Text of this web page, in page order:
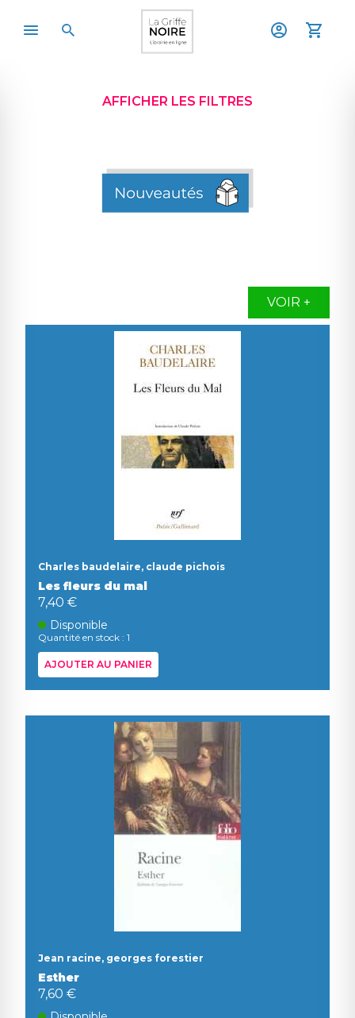
AFFICHER LES FILTRES
VOIR +
Charles baudelaire, claude pichois
Les fleurs du mal
7,40 €
Disponible
Quantité en stock : 1
AJOUTER AU PANIER
Jean racine, georges forestier
Esther
7,60 €